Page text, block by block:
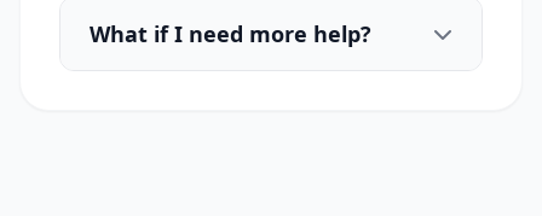
What if I need more help?